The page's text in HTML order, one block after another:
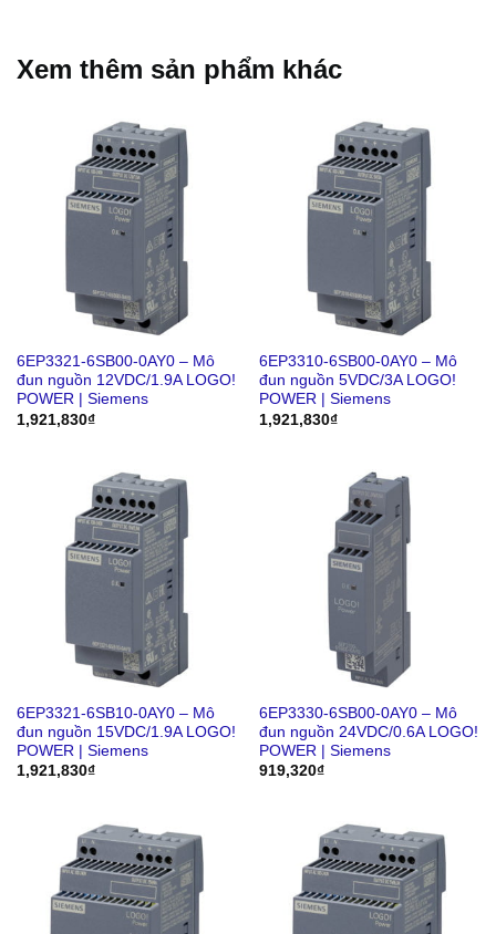
Xem thêm sản phẩm khác
6EP3321-6SB00-0AY0 – Mô
đun nguồn 12VDC/1.9A LOGO!
POWER | Siemens
1,921,830₫
6EP3310-6SB00-0AY0 – Mô
đun nguồn 5VDC/3A LOGO!
POWER | Siemens
1,921,830₫
6EP3321-6SB10-0AY0 – Mô
đun nguồn 15VDC/1.9A LOGO!
POWER | Siemens
1,921,830₫
6EP3330-6SB00-0AY0 – Mô
đun nguồn 24VDC/0.6A LOGO!
POWER | Siemens
919,320₫